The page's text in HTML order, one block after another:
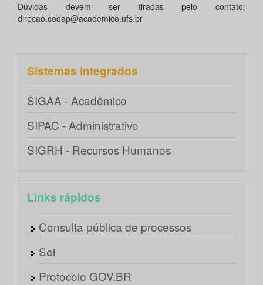
Dúvidas devem ser tiradas pelo contato:
direcao.codap@academico.ufs.br
Sistemas integrados
SIGAA - Acadêmico
SIPAC - Administrativo
SIGRH - Recursos Humanos
Links rápidos
Consulta pública de processos
Sei
Protocolo GOV.BR